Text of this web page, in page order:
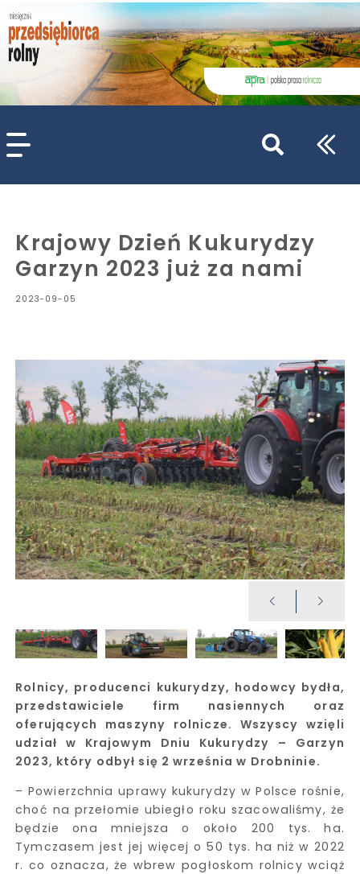
Krajowy Dzień Kukurydzy
Garzyn 2023 już za nami
2023-09-05
Rolnicy, producenci kukurydzy, hodowcy bydła,
przedstawiciele firm nasiennych oraz
oferujących maszyny rolnicze. Wszyscy wzięli
udział w Krajowym Dniu Kukurydzy – Garzyn
2023, który odbył się 2 września w Drobninie.
– Powierzchnia uprawy kukurydzy w Polsce rośnie,
choć na przełomie ubiegło roku szacowaliśmy, że
będzie ona mniejsza o około 200 tys. ha.
Tymczasem jest jej więcej o 50 tys. ha niż w 2022
r. co oznacza, że wbrew pogłoskom rolnicy wciąż